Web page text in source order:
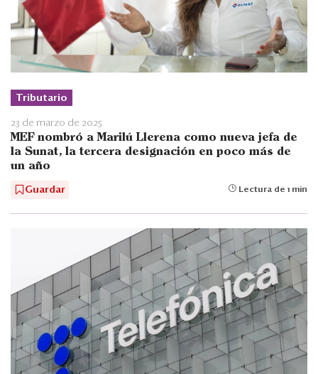
Tributario
23 de marzo de 2025
MEF nombró a Marilú Llerena como nueva jefa de
la Sunat, la tercera designación en poco más de
un año
Guardar Lectura de 1 min